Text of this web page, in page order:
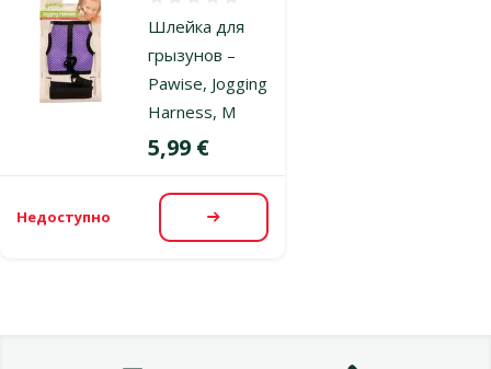
Шлейка для
грызунов –
Pawise, Jogging
Harness, M
Цена
5,99 €
Недоступно Посмотреть